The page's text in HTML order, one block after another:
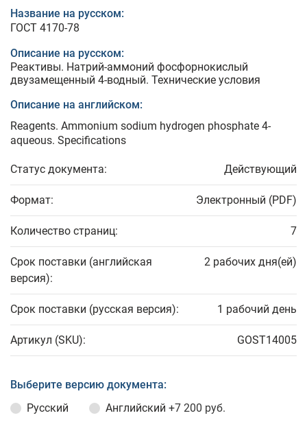
Название на русском:
ГОСТ 4170-78
Описание на русском:
Реактивы. Натрий-аммоний фосфорнокислый
двузамещенный 4-водный. Технические условия
Описание на английском:
Reagents. Ammonium sodium hydrogen phosphate 4-
aqueous. Specifications
Статус документа: Действующий
Формат: Электронный (PDF)
Количество страниц: 7
Срок поставки (английская
версия):
2 рабочих дня(ей)
Срок поставки (русская версия): 1 рабочий день
Артикул (SKU): GOST14005
Выберите версию документа:
Русский
Английский +7 200 руб.